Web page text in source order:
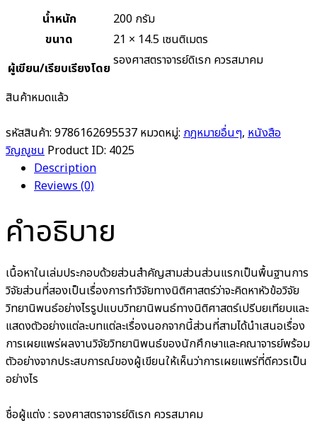
น้ำหนัก
200 กรัม
ขนาด
21 × 14.5 เซนติเมตร
ผู้เขียน/เรียบเรียงโดย รองศาสตราจารย์ดิเรก ควรสมาคม
สินค้าหมดแล้ว
รหัสสินค้า: 9786162695537 หมวดหมู่: กฎหมายอื่นๆ, หนังสือ
วิญญูชน Product ID: 4025
Description
Reviews (0)
คำอธิบาย
เนื้อหาในเล่มประกอบด้วยส่วนสำคัญสามส่วนส่วนแรกเป็นพื้นฐานการ
วิจัยส่วนที่สองเป็นเรื่องการทำวิจัยทางนิติศาสตร์ว่าจะคิดหาหัวข้อวิจัย
วิทยานิพนธ์อย่างไรรูปแบบวิทยานิพนธ์ทางนิติศาสตร์เปรีบยเทียบและ
แสดงตัวอย่างแต่ละบทแต่ละเรื่องนอกจากนี้ส่วนที่สามได้นำเสนอเรื่อง
การเผยแพร่ผลงานวิจัยวิทยานิพนธ์ของนักศึกษาและคณาจารย์พร้อม
ตัวอย่างจากประสบการณ์ของผู้เขียนให้เห็นว่าการเผยแพร่ที่ดีควรเป็น
อย่างไร
ชื่อผู้แต่ง : รองศาสตราจารย์ดิเรก ควรสมาคม